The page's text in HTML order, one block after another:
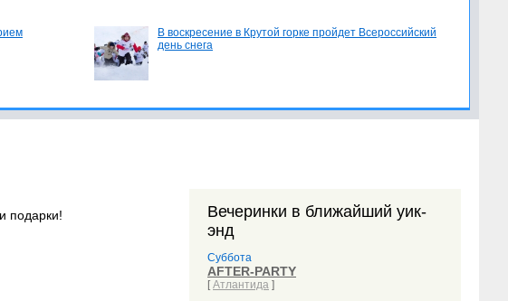
В воскресение в Крутой горке пройдет Всероссийский
день снега
подарки!
Вечеринки в ближайший уик-
энд
Суббота
AFTER-PARTY
[Атлантида ]